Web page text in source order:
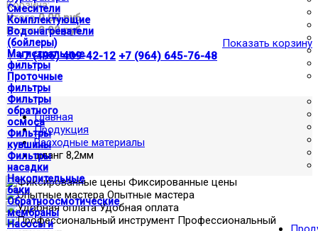
Смесители
Комплектующие
Водонагреватели
(бойлеры)
Магистральные
фильтры
Проточные
фильтры
Фильтры
обратного
осмоса
Фильтры
кувшины
Фильтры
насадки
Накопительные
баки
Обратноосмотические
мембраны
Насосы и
Корзина:
Итого0.00 руб
Итого0.00 руб
Показать корзину
| +7 (495) 409-42-12 +7 (964) 645-76-48
Главная
Продукция
Расходные материалы
шланг 8,2мм
Фиксированные цены
Опытные мастера
Удобная оплата
Профессиональный